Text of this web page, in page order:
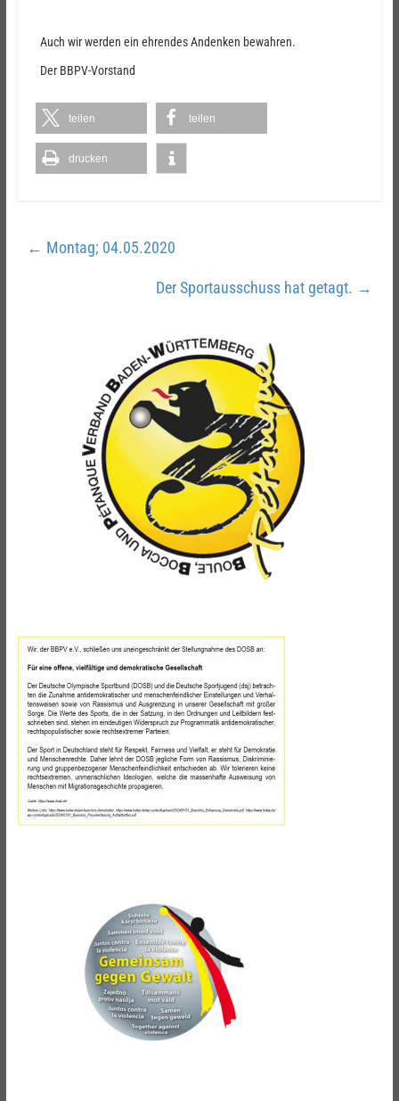
Auch wir werden ein ehrendes Andenken bewahren.
Der BBPV-Vorstand
teilen teilen
drucken
← Montag; 04.05.2020
Der Sportausschuss hat getagt. →